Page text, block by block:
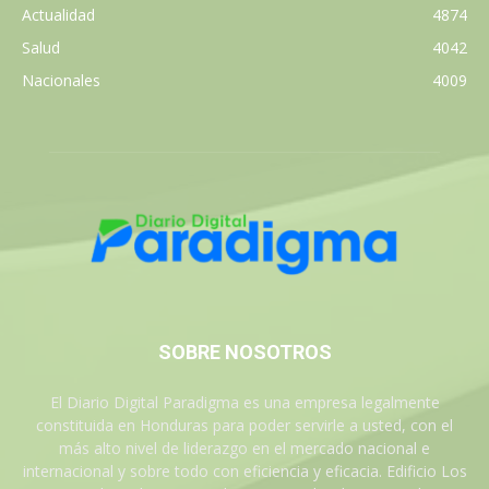
Actualidad
4874
Salud
4042
Nacionales
4009
SOBRE NOSOTROS
El Diario Digital Paradigma es una empresa legalmente
constituida en Honduras para poder servirle a usted, con el
más alto nivel de liderazgo en el mercado nacional e
internacional y sobre todo con eficiencia y eficacia. Edificio Los